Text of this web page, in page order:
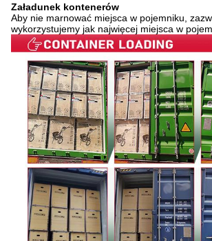
Załadunek kontenerów
Aby nie marnować miejsca w pojemniku,
wykorzystujemy jak najwięcej miejsca w